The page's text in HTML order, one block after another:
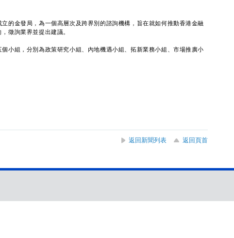
金發局，為一個高層次及跨界別的諮詢機構，旨在就如何推動香港金融
徵詢業界並提出建議。
組，分別為政策研究小組、內地機遇小組、拓新業務小組、市場推廣小
返回新聞列表
返回頁首